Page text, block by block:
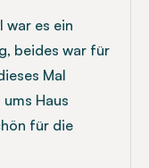
war es ein
beides war für
Mal
Haus
für die